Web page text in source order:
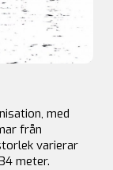
med
från
varierar
meter.